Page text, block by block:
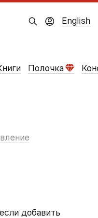
Полочка
English
добавить